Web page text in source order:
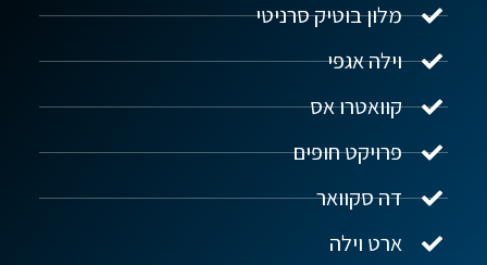
מלון בוטיק סרניטי
וילה אגפי
קוואטרו אס
פרויקט חופים
דה סקוואר
ארט וילה
נדל"ן ביוון G.R.E
שלום! איך אפשר לעזור?